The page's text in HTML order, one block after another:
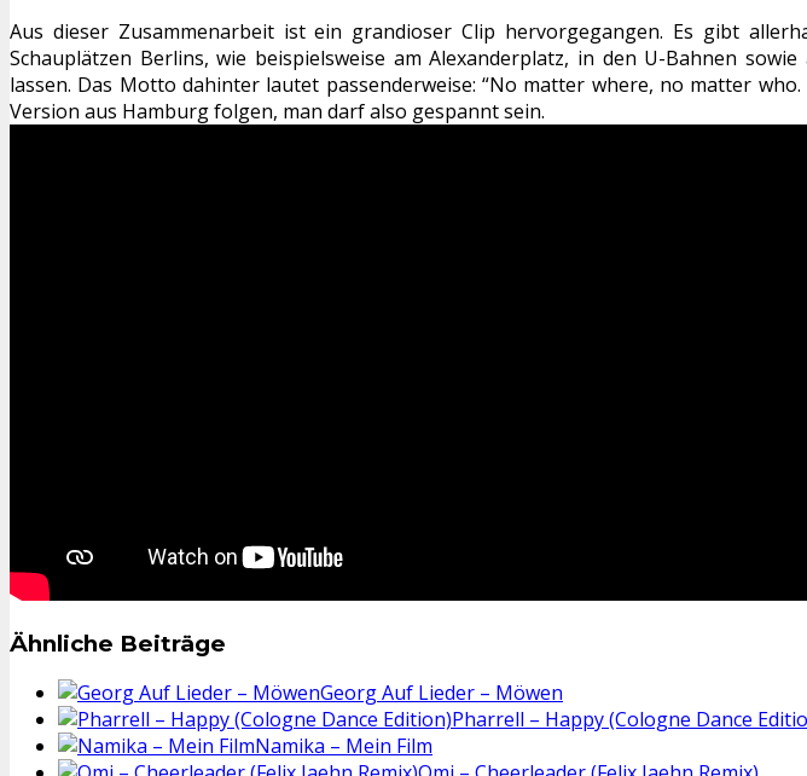
Aus dieser Zusammenarbeit ist ein grandioser Clip hervorgegangen. Es gibt
Schauplätzen Berlins, wie beispielsweise am Alexanderplatz, in den U-Bahnen
lassen. Das Motto dahinter lautet passenderweise: “No matter where, no matter
Version aus Hamburg folgen, man darf also gespannt sein.
Ähnliche Beiträge
Georg Auf Lieder – Möwen
Pharrell – Happy (Cologne Dance
Namika – Mein Film